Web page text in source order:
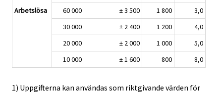
Arbetslösa
60 000
± 3 500 1 800
3,0
30 000
± 2 400 1 200
4,0
20 000
± 2 000 1 000
5,0
10 000
± 1 600 800 8,0
1) Uppgifterna kan användas som riktgivande värden för